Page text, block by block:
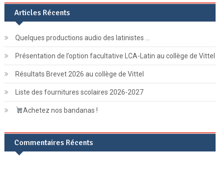
Articles Récents
Quelques productions audio des latinistes …
Présentation de l’option facultative LCA-Latin au collège de Vittel
Résultats Brevet 2026 au collège de Vittel
Liste des fournitures scolaires 2026-2027
Achetez nos bandanas !
Commentaires Récents